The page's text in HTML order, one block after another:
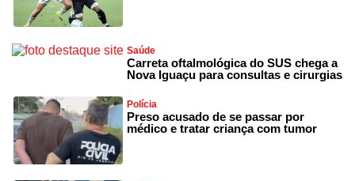
Saúde
Carreta oftalmológica do SUS chega a
Nova Iguaçu para consultas e cirurgias
Polícia
Preso acusado de se passar por
médico e tratar criança com tumor